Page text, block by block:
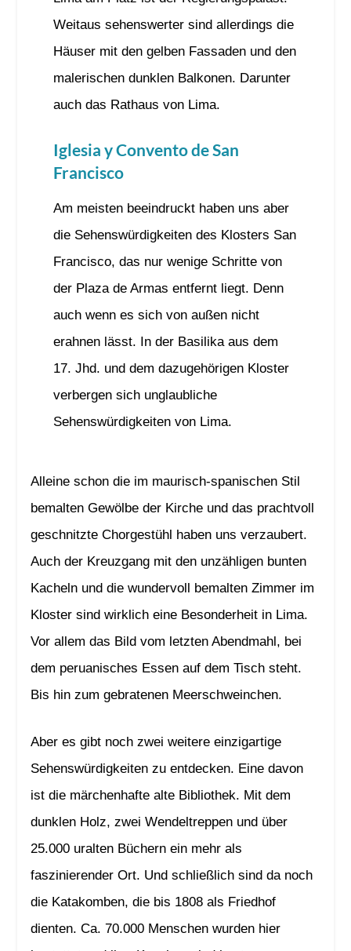
Weitaus sehenswerter sind allerdings die
Häuser mit den gelben Fassaden und den
malerischen dunklen Balkonen. Darunter
auch das Rathaus von Lima.
Iglesia y Convento de San
Francisco
Am meisten beeindruckt haben uns aber
die Sehenswürdigkeiten des Klosters San
Francisco, das nur wenige Schritte von
der Plaza de Armas entfernt liegt. Denn
auch wenn es sich von außen nicht
erahnen lässt. In der Basilika aus dem
17. Jhd. und dem dazugehörigen Kloster
verbergen sich unglaubliche
Sehenswürdigkeiten von Lima.
Alleine schon die im maurisch-spanischen Stil
bemalten Gewölbe der Kirche und das prachtvoll
geschnitzte Chorgestühl haben uns verzaubert.
Auch der Kreuzgang mit den unzähligen bunten
Kacheln und die wundervoll bemalten Zimmer im
Kloster sind wirklich eine Besonderheit in Lima.
Vor allem das Bild vom letzten Abendmahl, bei
dem peruanisches Essen auf dem Tisch steht.
Bis hin zum gebratenen Meerschweinchen.
Aber es gibt noch zwei weitere einzigartige
Sehenswürdigkeiten zu entdecken. Eine davon
ist die märchenhafte alte Bibliothek. Mit dem
dunklen Holz, zwei Wendeltreppen und über
25.000 uralten Büchern ein mehr als
faszinierender Ort. Und schließlich sind da noch
die Katakomben, die bis 1808 als Friedhof
dienten. Ca. 70.000 Menschen wurden hier